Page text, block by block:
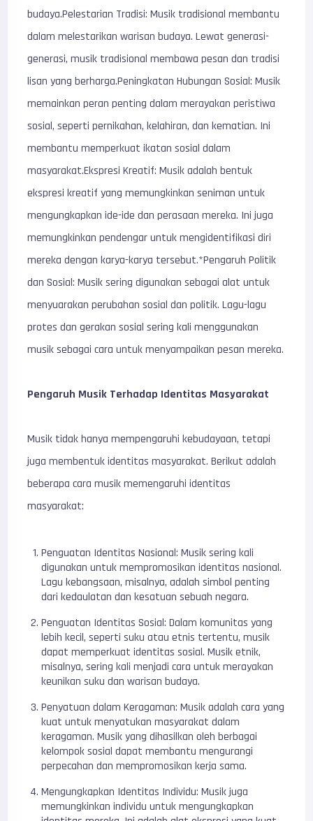
budaya.Pelestarian Tradisi: Musik tradisional membantu
dalam melestarikan warisan budaya. Lewat generasi-
generasi, musik tradisional membawa pesan dan tradisi
lisan yang berharga.Peningkatan Hubungan Sosial: Musik
memainkan peran penting dalam merayakan peristiwa
sosial, seperti pernikahan, kelahiran, dan kematian. Ini
membantu memperkuat ikatan sosial dalam
masyarakat.Ekspresi Kreatif: Musik adalah bentuk
ekspresi kreatif yang memungkinkan seniman untuk
mengungkapkan ide-ide dan perasaan mereka. Ini juga
memungkinkan pendengar untuk mengidentifikasi diri
mereka dengan karya-karya tersebut.*Pengaruh Politik
dan Sosial: Musik sering digunakan sebagai alat untuk
menyuarakan perubahan sosial dan politik. Lagu-lagu
protes dan gerakan sosial sering kali menggunakan
musik sebagai cara untuk menyampaikan pesan mereka.
Pengaruh Musik Terhadap Identitas Masyarakat
Musik tidak hanya mempengaruhi kebudayaan, tetapi
juga membentuk identitas masyarakat. Berikut adalah
beberapa cara musik memengaruhi identitas
masyarakat:
Penguatan Identitas Nasional: Musik sering kali
digunakan untuk mempromosikan identitas nasional.
Lagu kebangsaan, misalnya, adalah simbol penting
dari kedaulatan dan kesatuan sebuah negara.
Penguatan Identitas Sosial: Dalam komunitas yang
lebih kecil, seperti suku atau etnis tertentu, musik
dapat memperkuat identitas sosial. Musik etnik,
misalnya, sering kali menjadi cara untuk merayakan
keunikan suku dan warisan budaya.
Penyatuan dalam Keragaman: Musik adalah cara yang
kuat untuk menyatukan masyarakat dalam
keragaman. Musik yang dihasilkan oleh berbagai
kelompok sosial dapat membantu mengurangi
perpecahan dan mempromosikan kerja sama.
Mengungkapkan Identitas Individu: Musik juga
memungkinkan individu untuk mengungkapkan